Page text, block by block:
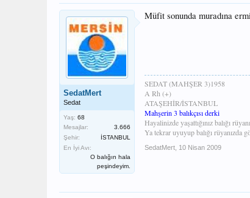
SedatMert
Sedat
Yaş: 68
Mesajlar:
3.666
Şehir:
İSTANBUL
En İyi Avı:
O balığın hala
peşindeyim.
Müfit sonunda muradına
SEDAT (MAHŞER 3)1958
A Rh (+)
ATAŞEHİR/İSTANBUL
Mahşerin 3 balıkçısı derki
Hayalinizde yaşattığınız balığı
Ya tekrar uyuyup balığı rüyanızda
SedatMert 10 Nisan 2009